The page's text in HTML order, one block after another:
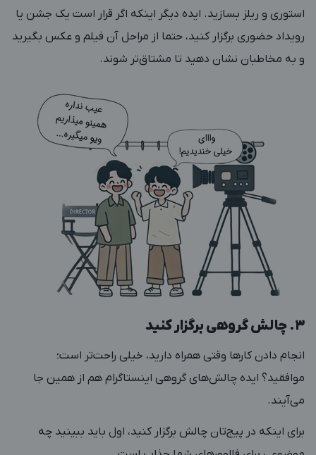
استوری و ریلز بسازید. ایده دیگر اینکه اگر قرار است یک جشن یا
رویداد حضوری برگزار کنید، حتما از مراحل آن فیلم و عکس بگیرید
و به مخاطبان نشان دهید تا مشتاق‌تر شوند.
۳. چالش‌ گروهی برگزار کنید
انجام دادن کارها وقتی همراه دارید، خیلی راحت‌تر است؛
موافقید؟ ایده چالش‌های گروهی اینستاگرام هم از همین جا
می‌آیند.
برای اینکه در پیج‌تان چالش برگزار کنید، اول باید ببینید چه